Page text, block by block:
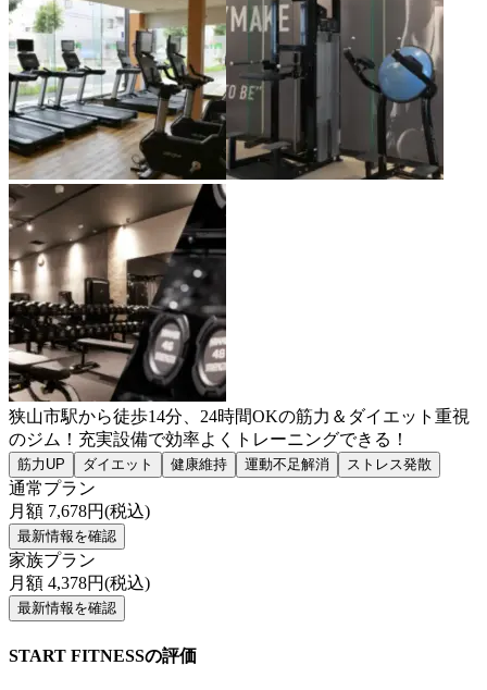
狭山市駅から徒歩14分、24時間OKの筋力＆ダイエット重視
のジム！充実設備で効率よくトレーニングできる！
筋力UP ダイエット 健康維持 運動不足解消 ストレス発散
通常プラン
月額 7,678円(税込)
最新情報を確認
家族プラン
月額 4,378円(税込)
最新情報を確認
START FITNESSの評価